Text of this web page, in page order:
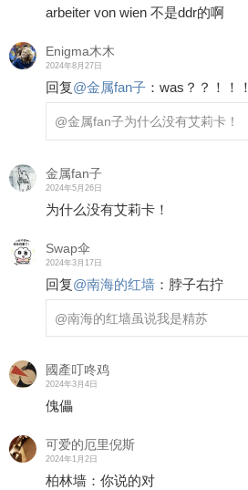
arbeiter von wien 不是ddr的啊
Enigma木木
2024年8月27日
回复@金属fan子 ： was？？！！！
@金属fan子为什么没有艾莉卡！
金属fan子
2024年5月26日
为什么没有艾莉卡！
Swap伞
2024年3月17日
回复@南海的红墙 ： 脖子右拧
@南海的红墙虽说我是精苏
國產叮咚鸡
2024年3月4日
傀儡
可爱的厄里倪斯
2024年1月2日
柏林墙：你说的对